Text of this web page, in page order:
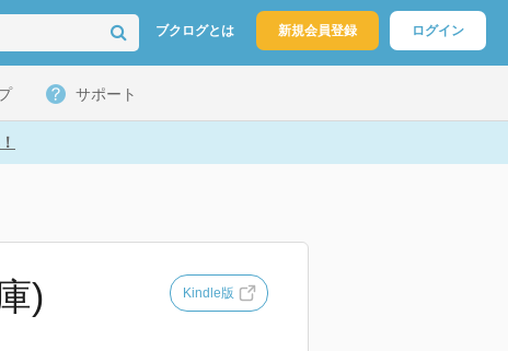
ブクログとは 新規会員登録 ログイン
サポート
) Kindle版